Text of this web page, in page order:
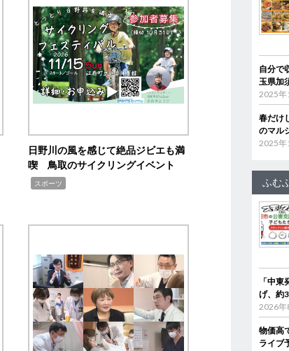
日野川の風を感じて絶品ジビエも満
喫 鳥取のサイクリングイベント
スポーツ
自分で
玉県加
2025年
春だけ
のマル
2025年
ふむ
「中
げ、約
2026年
物価高
ライブ